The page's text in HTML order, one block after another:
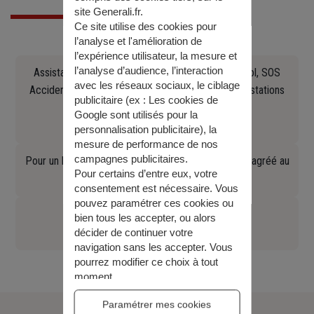
Assistance en cas d'accident, crevaison, panne, vol, SOS
Accident Europ Assistance Constat, recherche de stations
Essence, remorquage (...)
01 41 85 84 83
Pour un bris de glace auto contactez un réparateur agréé au
09 70 80 60 01
Conseil juridique
01 58 38 65 66
site Generali.fr.
Ce site utilise des cookies pour
l’analyse et l'amélioration de
l’expérience utilisateur, la mesure et
l’analyse d’audience, l’interaction
avec les réseaux sociaux, le ciblage
publicitaire (ex : Les cookies de
Google sont utilisés pour la
personnalisation publicitaire), la
mesure de performance de nos
campagnes publicitaires.
Pour certains d’entre eux, votre
consentement est nécessaire. Vous
pouvez paramétrer ces cookies ou
bien tous les accepter, ou alors
décider de continuer votre
navigation sans les accepter. Vous
pourrez modifier ce choix à tout
moment.
Pour plus d’information,consulter
notre politique de gestion des
Paramétrer mes cookies